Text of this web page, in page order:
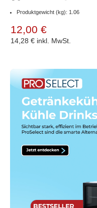
Produktgewicht (kg): 1.06
12,00 €
14,28 € inkl. MwSt.